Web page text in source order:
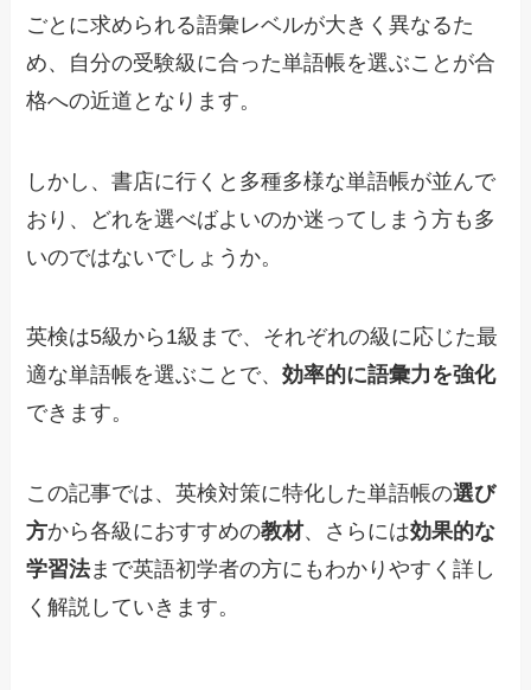
ごとに求められる語彙レベルが大きく異なるた
め、自分の受験級に合った単語帳を選ぶことが合
格への近道となります。
しかし、書店に行くと多種多様な単語帳が並んで
おり、どれを選べばよいのか迷ってしまう方も多
いのではないでしょうか。
英検は5級から1級まで、それぞれの級に応じた最
適な単語帳を選ぶことで、効率的に語彙力を強化
できます。
この記事では、英検対策に特化した単語帳の選び
方から各級におすすめの教材、さらには効果的な
学習法まで英語初学者の方にもわかりやすく詳し
く解説していきます。